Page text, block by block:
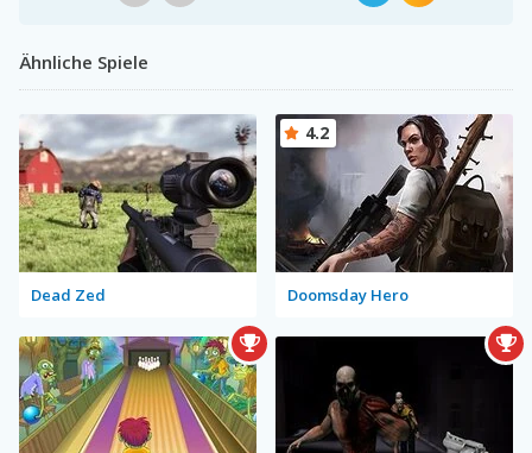
Ähnliche Spiele
Dead Zed Doomsday Hero
4.2